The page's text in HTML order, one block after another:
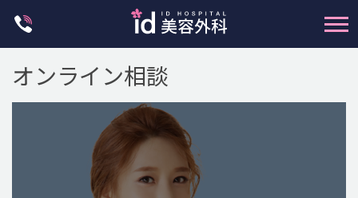
オンライン相談